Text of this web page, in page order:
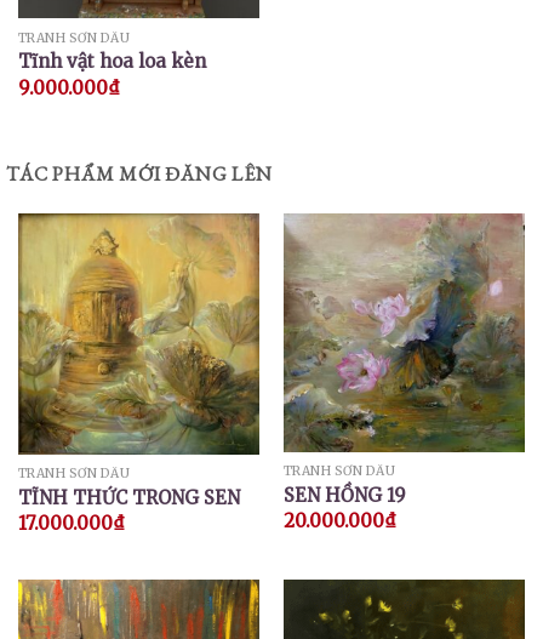
TRANH SƠN DẦU
Tĩnh vật hoa loa kèn
9.000.000₫
TÁC PHẨM MỚI ĐĂNG LÊN
TRANH SƠN DẦU
TĨNH THỨC TRONG SEN
17.000.000₫
TRANH SƠN DẦU
SEN HỒNG 19
20.000.000₫